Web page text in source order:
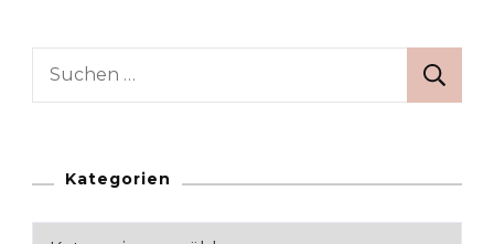
Suchen
Kategorien
Kategorien